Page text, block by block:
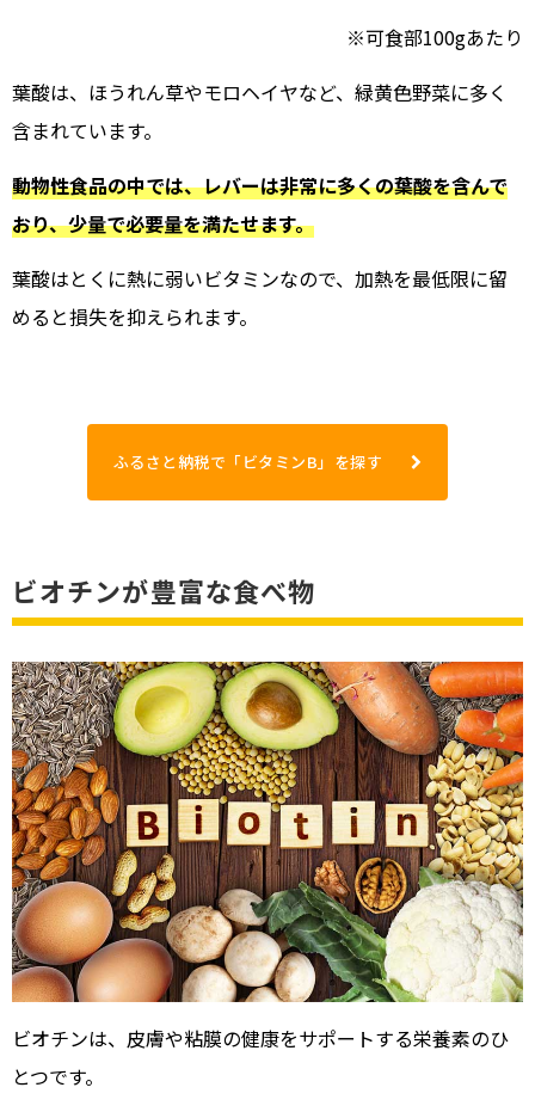
※可食部100gあたり
葉酸は、ほうれん草やモロヘイヤなど、緑黄色野菜に多く
含まれています。
動物性食品の中では、レバーは非常に多くの葉酸を含んで
おり、少量で必要量を満たせます。
葉酸はとくに熱に弱いビタミンなので、加熱を最低限に留
めると損失を抑えられます。
ふるさと納税で「ビタミンB」を探す
ビオチンが豊富な食べ物
ビオチンは、皮膚や粘膜の健康をサポートする栄養素のひ
とつです。